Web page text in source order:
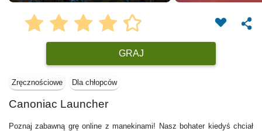
GRAJ
Zręcznościowe Dla chłopców
Canoniac Launcher
Poznaj zabawną grę online z manekinami! Nasz bohater kiedyś chciał